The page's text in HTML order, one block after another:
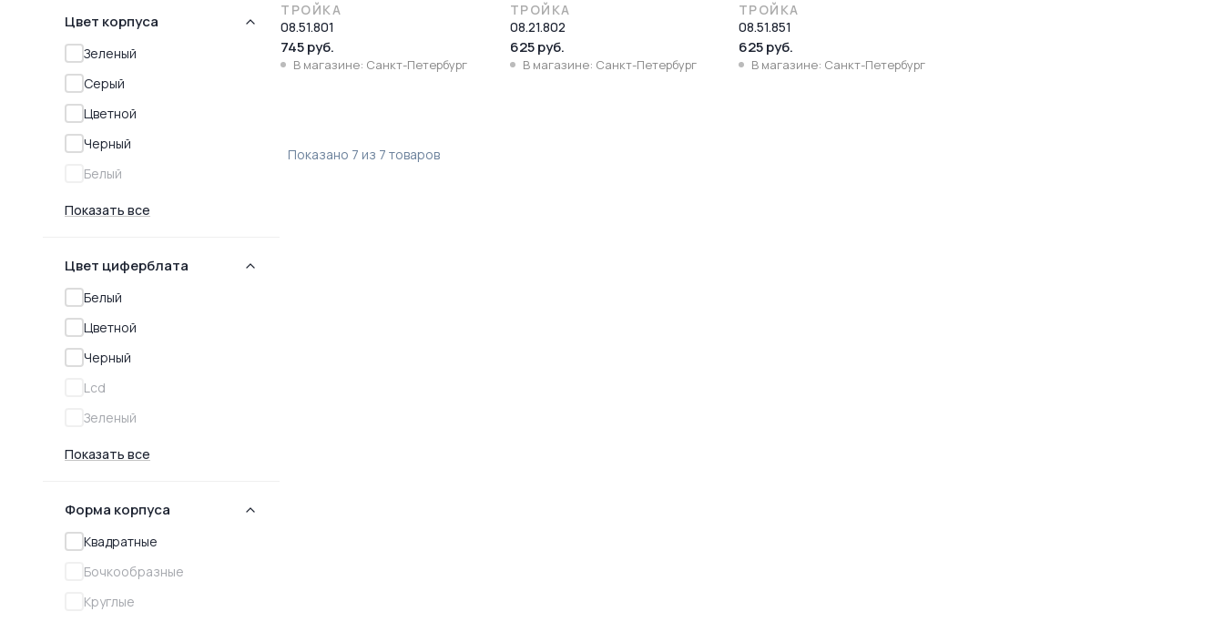
Цвет корпуса
Зеленый
Серый
Цветной
Черный
Белый
Показать все
Цвет циферблата
Белый
Цветной
Черный
Lcd
Зеленый
Показать все
Форма корпуcа
Квадратные
Бочкообразные
Круглые
ТРОЙКА
08.51.801
745 руб.
В магазине: Санкт-Петербург
ТРОЙКА
08.21.802
625 руб.
В магазине: Санкт-Петербург
ТРОЙКА
08.51.851
625 руб.
В магазине: Санкт-Петербург
Показано 7 из 7 товаров